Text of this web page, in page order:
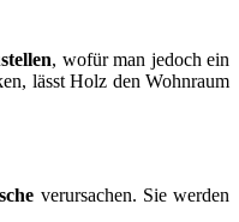
, wofür man jedoch ein
lässt Holz den Wohnraum
verursachen. Sie werden